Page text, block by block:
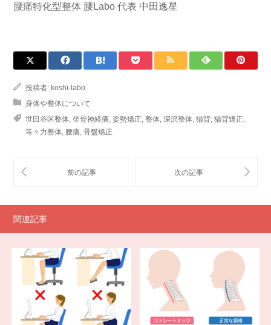
腰痛特化型整体 腰Labo 代表 中田逸星
投稿者: koshi-labo
身体や整体について
世田谷区整体 坐骨神経痛 姿勢矯正 整体 深沢整体 猫背 猫背矯正
等々力整体 腰痛 骨盤矯正
関連記事